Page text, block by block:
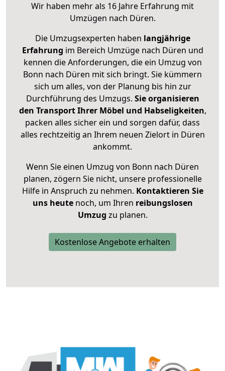
Wir haben mehr als 16 Jahre Erfahrung mit
Umzügen nach Düren.
Die Umzugsexperten haben langjährige
Erfahrung im Bereich Umzüge nach Düren und
kennen die Anforderungen, die ein Umzug von
Bonn nach Düren mit sich bringt. Sie kümmern
sich um alles, von der Planung bis hin zur
Durchführung des Umzugs. Sie organisieren
den Transport Ihrer Möbel und Habseligkeiten,
packen alles sicher ein und sorgen dafür, dass
alles rechtzeitig an Ihrem neuen Zielort in Düren
ankommt.
Wenn Sie einen Umzug von Bonn nach Düren
planen, zögern Sie nicht, unsere professionelle
Hilfe in Anspruch zu nehmen. Kontaktieren Sie
uns heutenoch, um Ihren reibungslosen
Umzug zu planen.
Kostenlose Angebote erhalten